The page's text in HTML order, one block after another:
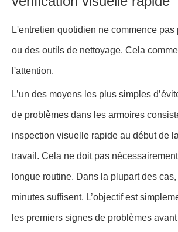
L'entretien quotidien ne commence pas
ou des outils de nettoyage. Cela
l'attention.
L’un des moyens les plus simples
de problèmes dans les armoires
inspection visuelle rapide au début de
travail. Cela ne doit pas
longue routine. Dans la plupart des
minutes suffisent. L’objectif est
les premiers signes de problèmes avant